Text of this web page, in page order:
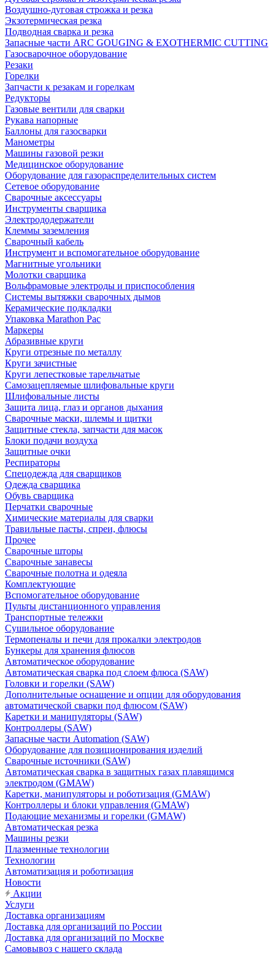
Воздушно-дуговая строжка и резка
Экзотермическая резка
Подводная сварка и резка
Запасные части ARC GOUGING & EXOTHERMIC CUTTING
Газосварочное оборудование
Резаки
Горелки
Запчасти к резакам и горелкам
Редукторы
Газовые вентили для сварки
Рукава напорные
Баллоны для газосварки
Манометры
Машины газовой резки
Медицинское оборудование
Оборудование для газораспределительных систем
Сетевое оборудование
Сварочные аксессуары
Инструменты сварщика
Электрододержатели
Клеммы заземления
Сварочный кабель
Инструмент и вспомогательное оборудование
Магнитные угольники
Молотки сварщика
Вольфрамовые электроды и приспособления
Системы вытяжки сварочных дымов
Керамические подкладки
Упаковка Marathon Pac
Маркеры
Абразивные круги
Круги отрезные по металлу
Круги зачистные
Круги лепестковые тарельчатые
Самозацепляемые шлифовальные круги
Шлифовальные листы
Защита лица, глаз и органов дыхания
Сварочные маски, шлемы и щитки
Защитные стекла, запчасти для масок
Блоки подачи воздуха
Защитные очки
Респираторы
Спецодежда для сварщиков
Одежда сварщика
Обувь сварщика
Перчатки сварочные
Химические материалы для сварки
Травильные пасты, спреи, флюсы
Прочее
Сварочные шторы
Сварочные занавесы
Сварочные полотна и одеяла
Комплектующие
Вспомогательное оборудование
Пульты дистанционного управления
Транспортные тележки
Сушильное оборудование
Термопеналы и печи для прокалки электродов
Бункеры для хранения флюсов
Автоматическое оборудование
Автоматическая сварка под слоем флюса (SAW)
Головки и горелки (SAW)
Дополнительные оснащение и опции для оборудования
автоматической сварки под флюсом (SAW)
Каретки и манипуляторы (SAW)
Контроллеры (SAW)
Запасные части Automation (SAW)
Оборудование для позиционирования изделий
Сварочные источники (SAW)
Автоматическая сварка в защитных газах плавящимся
электродом (GMAW)
Каретки, манипуляторы и роботизация (GMAW)
Контроллеры и блоки управления (GMAW)
Подающие механизмы и горелки (GMAW)
Автоматическая резка
Машины резки
Плазменные технологии
Технологии
Автоматизация и роботизация
Новости
Акции
Услуги
Доставка организациям
Доставка для организаций по России
Доставка для организаций по Москве
Самовывоз с нашего склада